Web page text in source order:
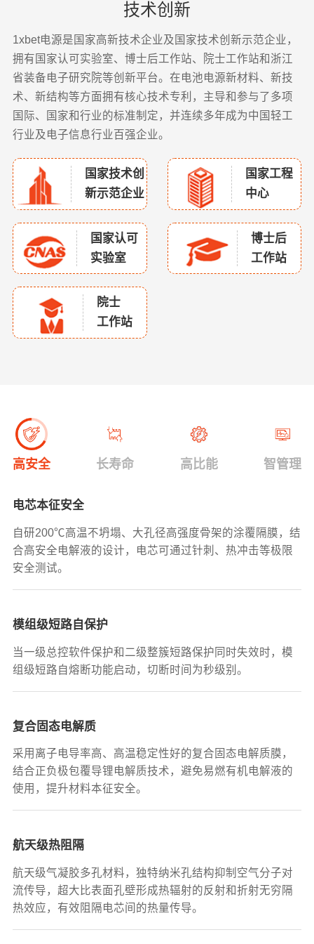
技术创新
1xbet电源是国家高新技术企业及国家技术创新示范企业，
拥有国家认可实验室、博士后工作站、院士工作站和浙江
省装备电子研究院等创新平台。在电池电源新材料、新技
术、新结构等方面拥有核心技术专利，主导和参与了多项
国际、国家和行业的标准制定，并连续多年成为中国轻工
行业及电子信息行业百强企业。
国家技术创
新示范企业
国家工程
中心
国家认可
实验室
博士后
工作站
院士
工作站
高安全 长寿命 高比能 智管理
电芯本征安全
自研200℃高温不坍塌、大孔径高强度骨架的涂覆隔膜，结
合高安全电解液的设计，电芯可通过针刺、热冲击等极限
安全测试。
模组级短路自保护
当一级总控软件保护和二级整簇短路保护同时失效时，模
组级短路自熔断功能启动，切断时间为秒级别。
复合固态电解质
采用离子电导率高、高温稳定性好的复合固态电解质膜，
结合正负极包覆导锂电解质技术，避免易燃有机电解液的
使用，提升材料本征安全。
航天级热阻隔
航天级气凝胶多孔材料，独特纳米孔结构抑制空气分子对
流传导，超大比表面孔壁形成热辐射的反射和折射无穷隔
热效应，有效阻隔电芯间的热量传导。